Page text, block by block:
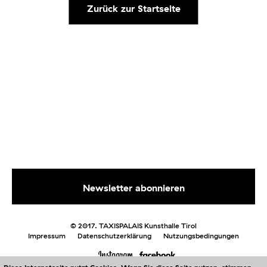
Zurück zur Startseite
© 2017. TAXISPALAIS Kunsthalle Tirol
Impressum
Datenschutzerklärung Nutzungsbedingungen